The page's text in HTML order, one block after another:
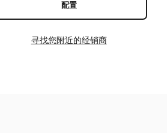
配置
寻找您附近的经销商